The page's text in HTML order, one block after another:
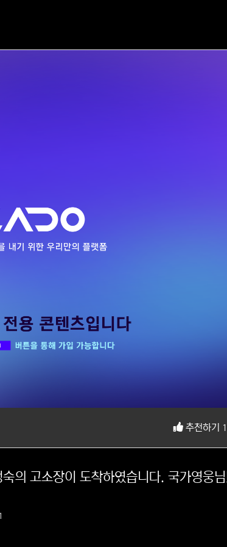
추천하기
소장이 도착하였습니다. 국가영웅님! ㅋ